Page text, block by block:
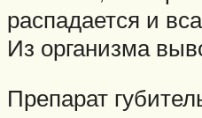
распадается и
Из организма
Препарат